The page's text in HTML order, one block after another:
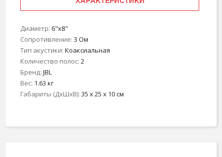
Диаметр: 6"х8"
Сопротивление: 3 Ом
Тип акустики: Коаксиальная
Количество полос: 2
Бренд: JBL
Вес: 1.63 кг
Габариты (ДхШхВ): 35 x 25 x 10 см